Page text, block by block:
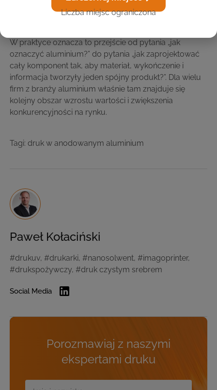
pozwala lepiej odpowiadać na potrzeby klienta
W praktyce oznacza to przejście od pytania „jak
oznaczyć aluminium?” do pytania „jak zaprojektować
cały komponent tak, aby materiał, wykończenie i
informacja tworzyły jeden spójny produkt?”. Dla wielu
firm z branży aluminium właśnie tam znajduje się
kolejny obszar wzrostu wartości i zwiększenia
konkurencyjności na rynku.
Tagi: druk w anodowanym aluminium
Paweł Kołaciński
#drukuv, #drukarki, #nanosolwent, #imagoprinter,
#drukspożywczy, #druk czystym srebrem
Social Media
Porozmawiaj z naszymi
ekspertami druku
Liczba miejsc ograniczona